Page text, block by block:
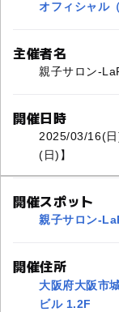
オフィシャル
主催者名
親子サロン-
開催日時
2025/03/16(
(日)】
開催スポット
親子サロン-
開催住所
大阪府大阪市
ビル 1.2F